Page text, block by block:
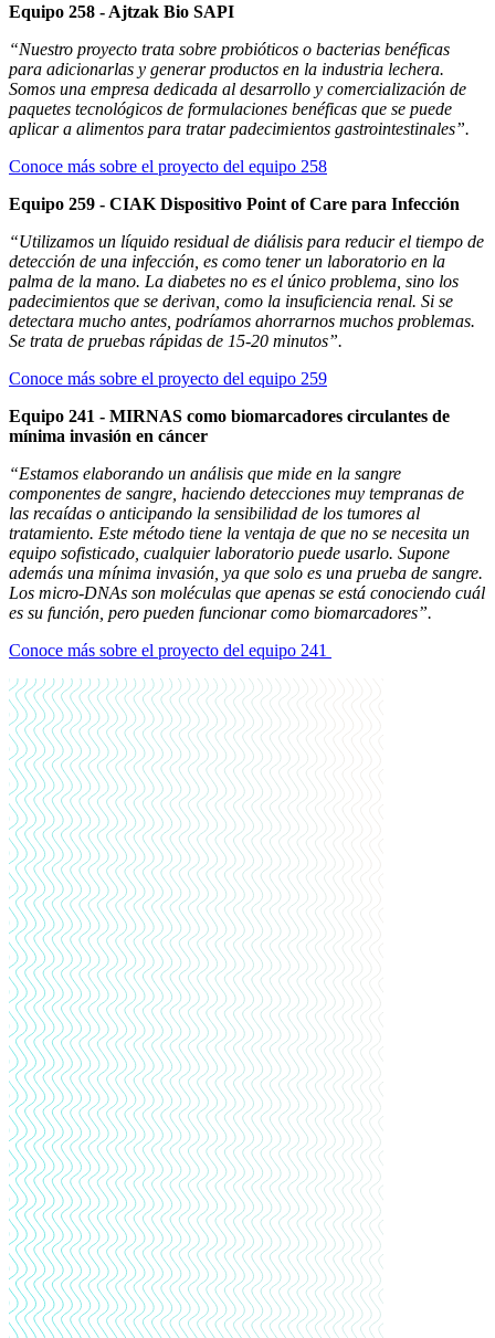
Equipo 258 - Ajtzak Bio SAPI
“Nuestro proyecto trata sobre probióticos o bacterias benéficas
para adicionarlas y generar productos en la industria lechera.
Somos una empresa dedicada al desarrollo y comercialización de
paquetes tecnológicos de formulaciones benéficas que se puede
aplicar a alimentos para tratar padecimientos gastrointestinales”.
Conoce más sobre el proyecto del equipo 258
Equipo 259 - CIAK Dispositivo Point of Care para Infección
“Utilizamos un líquido residual de diálisis para reducir el tiempo de
detección de una infección, es como tener un laboratorio en la
palma de la mano. La diabetes no es el único problema, sino los
padecimientos que se derivan, como la insuficiencia renal. Si se
detectara mucho antes, podríamos ahorrarnos muchos problemas.
Se trata de pruebas rápidas de 15-20 minutos”.
Conoce más sobre el proyecto del equipo 259
Equipo 241 - MIRNAS como biomarcadores circulantes de
mínima invasión en cáncer
“Estamos elaborando un análisis que mide en la sangre
componentes de sangre, haciendo detecciones muy tempranas de
las recaídas o anticipando la sensibilidad de los tumores al
tratamiento. Este método tiene la ventaja de que no se necesita un
equipo sofisticado, cualquier laboratorio puede usarlo. Supone
además una mínima invasión, ya que solo es una prueba de sangre.
Los micro-DNAs son moléculas que apenas se está conociendo cuál
es su función, pero pueden funcionar como biomarcadores”.
Conoce más sobre el proyecto del equipo 241